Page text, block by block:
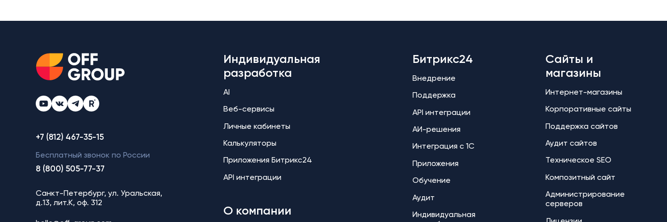
Индивидуальная
разработка
AI
Веб-сервисы
Личные кабинеты
Калькуляторы
Приложения Битрикс24
API интеграции
О компании
Битрикс24
Внедрение
Поддержка
API интеграции
АИ-решения
Интеграция с 1С
Приложения
Обучение
Аудит
Индивидуальная
Сайты и
магазины
Интернет-магазины
Корпоративные сайты
Поддержка сайтов
Аудит сайтов
Техническое SEO
Композитный сайт
Администрирование
серверов
+7 (812) 467-35-15
Бесплатный звонок по России
8 (800) 505-77-37
Санкт-Петербург, ул. Уральская,
д.13, лит.К, оф. 312